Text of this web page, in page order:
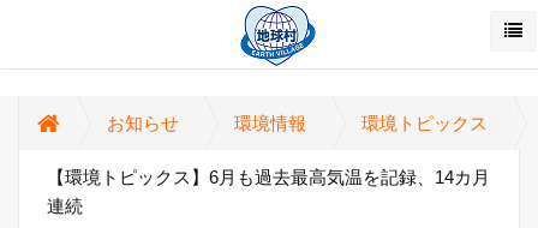
お知らせ 環境情報 環境トピックス
【環境トピックス】6月も過去最高気温を記録、14カ月
連続